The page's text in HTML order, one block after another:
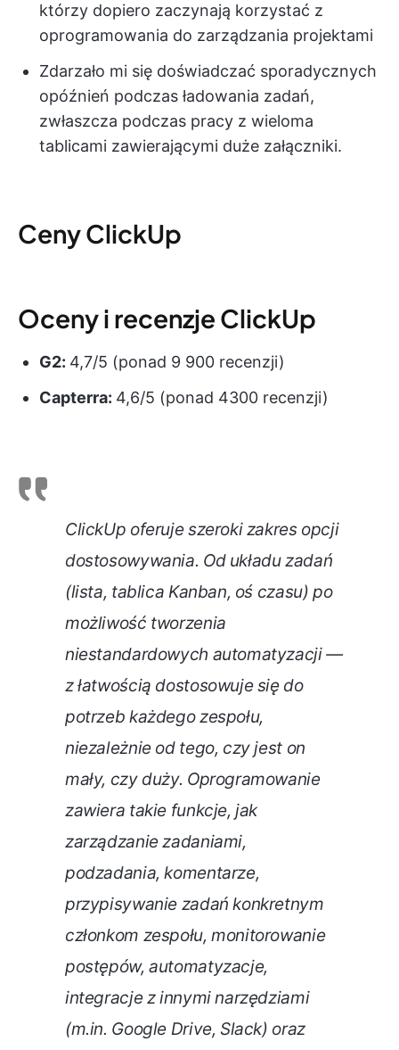
którzy dopiero zaczynają korzystać z
oprogramowania do zarządzania projektami
Zdarzało mi się doświadczać sporadycznych
opóźnień podczas ładowania zadań,
zwłaszcza podczas pracy z wieloma
tablicami zawierającymi duże załączniki.
Ceny ClickUp
Oceny i recenzje ClickUp
G2: 4,7/5 (ponad 9 900 recenzji)
Capterra: 4,6/5 (ponad 4300 recenzji)
ClickUp oferuje szeroki zakres opcji
dostosowywania. Od układu zadań
(lista, tablica Kanban, oś czasu) po
możliwość tworzenia
niestandardowych automatyzacji —
z łatwością dostosowuje się do
potrzeb każdego zespołu,
niezależnie od tego, czy jest on
mały, czy duży. Oprogramowanie
zawiera takie funkcje, jak
zarządzanie zadaniami,
podzadania, komentarze,
przypisywanie zadań konkretnym
członkom zespołu, monitorowanie
postępów, automatyzacje,
integracje z innymi narzędziami
(m.in. Google Drive, Slack) oraz